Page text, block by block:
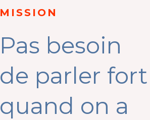
MISSION
Pas besoin
de parler fort
quand on a